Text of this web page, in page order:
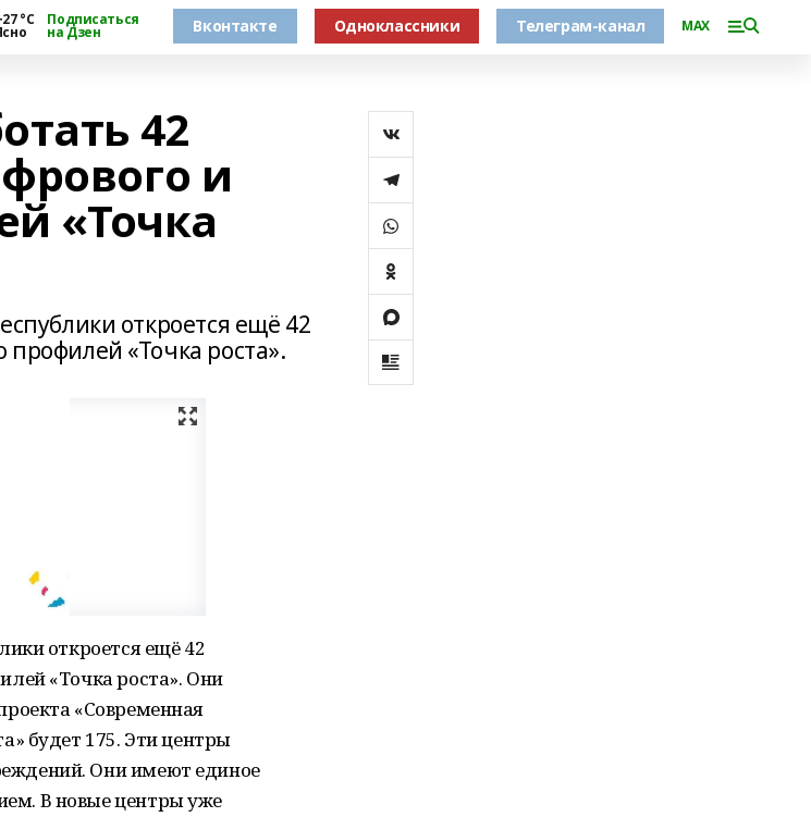
°С Подписаться
на Дзен Вконтакте Одноклассники Телеграм-канал MAX
42
и
«Точка
откроется ещё 42
«Точка роста».
откроется ещё 42
«Точка роста». Они
«Современная
будет 175. Эти центры
Они имеют единое
В новые центры уже